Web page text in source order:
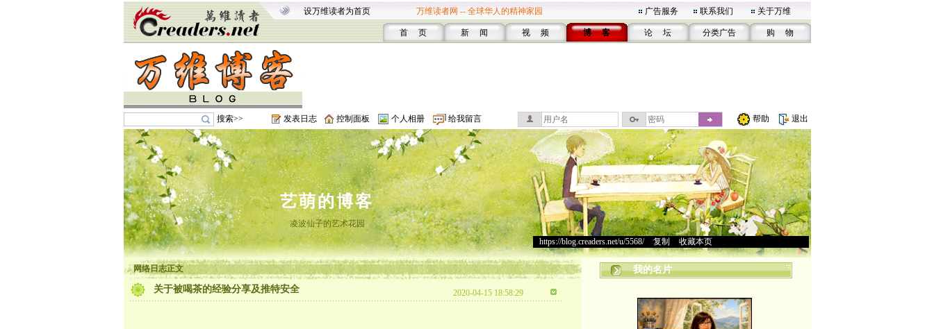
设万维读者为首页 万维读者网 -- 全球华人的精神家园 广告服务 联系我们 关于万维
首 页 新 闻 视 频 博 客 论 坛 分类广告 购 物
搜索>> 发表日志 控制面板 个人相册 给我留言 帮助 退出
艺萌的博客
凌波仙子的艺术花园
https://blog.creaders.net/u/5568/> 复制 收藏本页
网络日志正文
关于被喝茶的经验分享及推特安全 2020-04-15 18:58:29
我的名片